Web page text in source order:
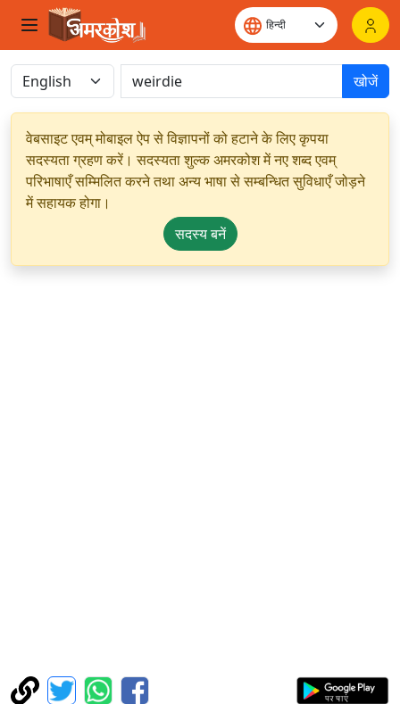
खोजें
वेबसाइट एवम् मोबाइल ऐप से विज्ञापनों को हटाने के लिए कृपया
सदस्यता ग्रहण करें। सदस्यता शुल्क अमरकोश में नए शब्द एवम्
परिभाषाएँ सम्मिलित करने तथा अन्य भाषा से सम्बन्धित सुविधाएँ जोड़ने
में सहायक होगा।
सदस्य बनें